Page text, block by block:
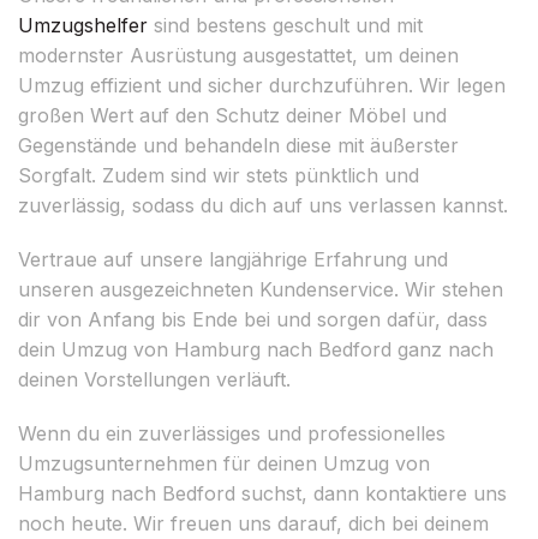
Umzugshelfer sind bestens geschult und mit
modernster Ausrüstung ausgestattet, um deinen
Umzug effizient und sicher durchzuführen. Wir legen
großen Wert auf den Schutz deiner Möbel und
Gegenstände und behandeln diese mit äußerster
Sorgfalt. Zudem sind wir stets pünktlich und
zuverlässig, sodass du dich auf uns verlassen kannst.
Vertraue auf unsere langjährige Erfahrung und
unseren ausgezeichneten Kundenservice. Wir stehen
dir von Anfang bis Ende bei und sorgen dafür, dass
dein Umzug von Hamburg nach Bedford ganz nach
deinen Vorstellungen verläuft.
Wenn du ein zuverlässiges und professionelles
Umzugsunternehmen für deinen Umzug von
Hamburg nach Bedford suchst, dann kontaktiere uns
noch heute. Wir freuen uns darauf, dich bei deinem